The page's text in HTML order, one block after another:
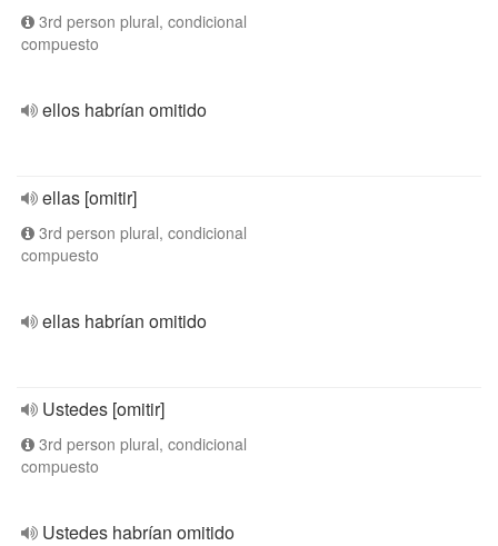
3rd person plural, condicional
compuesto
ellos habrían omitido
ellas [omitir]
3rd person plural, condicional
compuesto
ellas habrían omitido
Ustedes [omitir]
3rd person plural, condicional
compuesto
Ustedes habrían omitido